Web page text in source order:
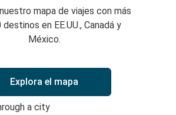
mapa de viajes con más
en EE.UU., Canadá y
México.
Explora el mapa